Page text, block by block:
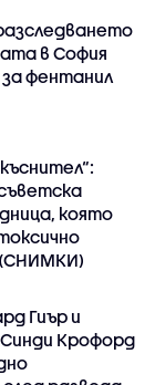
в София
фентанил
която
Гиър и
Крофорд